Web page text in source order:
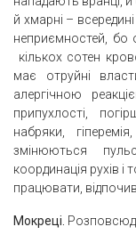
й хмарні –
неприємностей,
кількох сотен
має отруйні
алергічною
припухлості,
набряки,
змінюються
координація рухів
працювати,
Мокреці.